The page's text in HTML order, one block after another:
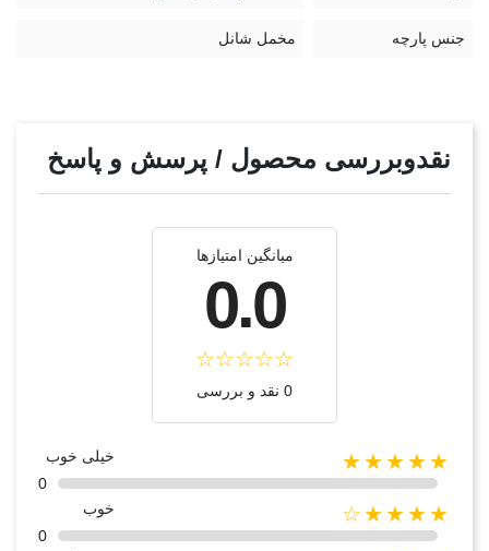
جنس پارچه مخمل شانل
نقدوبررسی محصول / پرسش و پاسخ
میانگین امتیازها
0.0
0 نقد و بررسی
★★★★★
خیلی خوب
0
★★★★☆
خوب
0